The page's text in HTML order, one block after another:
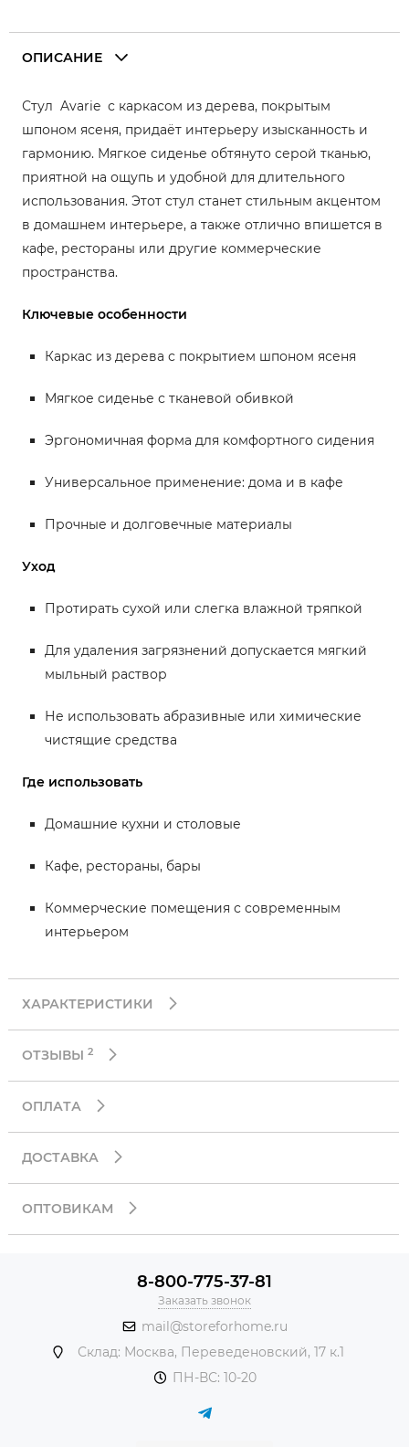
ОПИСАНИЕ
Стул Avarie с каркасом из дерева, покрытым
шпоном ясеня, придаёт интерьеру изысканность и
гармонию. Мягкое сиденье обтянуто серой тканью,
приятной на ощупь и удобной для длительного
использования. Этот стул станет стильным акцентом
в домашнем интерьере, а также отлично впишется в
кафе, рестораны или другие коммерческие
пространства.
Ключевые особенности
Каркас из дерева с покрытием шпоном ясеня
Мягкое сиденье с тканевой обивкой
Эргономичная форма для комфортного сидения
Универсальное применение: дома и в кафе
Прочные и долговечные материалы
Уход
Протирать сухой или слегка влажной тряпкой
Для удаления загрязнений допускается мягкий
мыльный раствор
Не использовать абразивные или химические
чистящие средства
Где использовать
Домашние кухни и столовые
Кафе, рестораны, бары
Коммерческие помещения с современным
интерьером
ХАРАКТЕРИСТИКИ
ОТЗЫВЫ 2
ОПЛАТА
ДОСТАВКА
ОПТОВИКАМ
8-800-775-37-81
Заказать звонок
mail@storeforhome.ru
Склад: Москва, Переведеновский, 17 к.1
ПН-ВС: 10-20